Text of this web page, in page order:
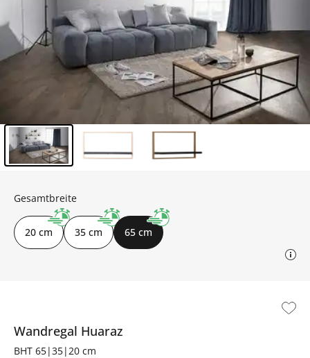
Wandregal Huaraz
BHT 65|35|20 cm
Gesamtbreite
20 cm 35 cm 65 cm